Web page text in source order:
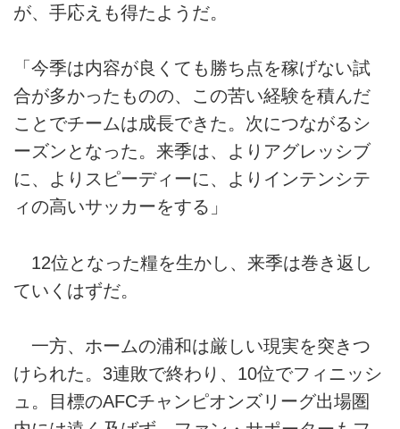
が、手応えも得たようだ。
「今季は内容が良くても勝ち点を稼げない試
合が多かったものの、この苦い経験を積んだ
ことでチームは成長できた。次につながるシ
ーズンとなった。来季は、よりアグレッシブ
に、よりスピーディーに、よりインテンシテ
ィの高いサッカーをする」
12位となった糧を生かし、来季は巻き返し
ていくはずだ。
一方、ホームの浦和は厳しい現実を突きつ
けられた。3連敗で終わり、10位でフィニッシ
ュ。目標のAFCチャンピオンズリーグ出場圏